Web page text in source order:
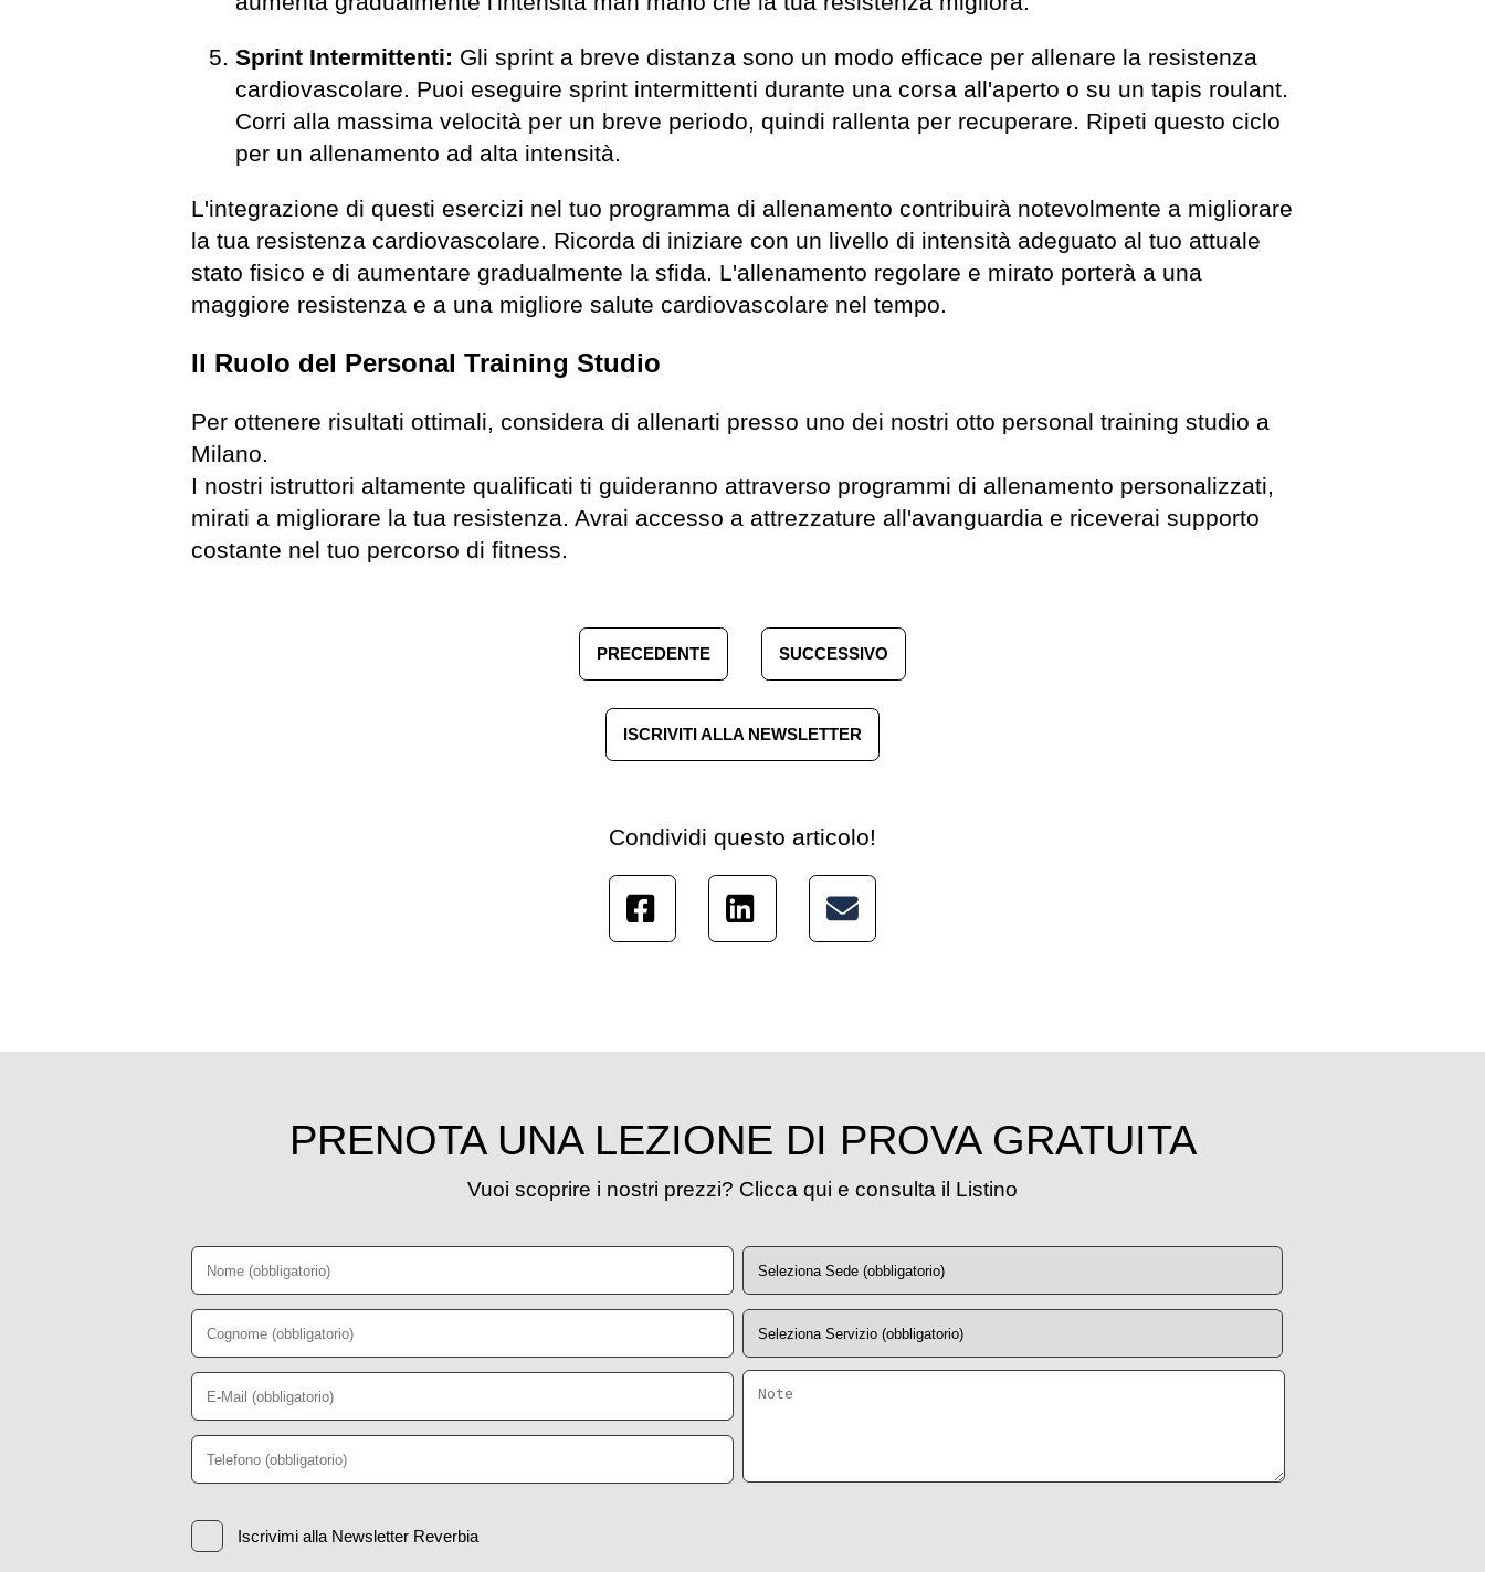
Sprint Intermittenti: Gli sprint a breve distanza sono un modo efficace per allenare la resistenza
cardiovascolare. Puoi eseguire sprint intermittenti durante una corsa all'aperto o su un tapis roulant.
Corri alla massima velocità per un breve periodo, quindi rallenta per recuperare. Ripeti questo ciclo
per un allenamento ad alta intensità.
L'integrazione di questi esercizi nel tuo programma di allenamento contribuirà notevolmente a migliorare
la tua resistenza cardiovascolare. Ricorda di iniziare con un livello di intensità adeguato al tuo attuale
stato fisico e di aumentare gradualmente la sfida. L'allenamento regolare e mirato porterà a una
maggiore resistenza e a una migliore salute cardiovascolare nel tempo.
Il Ruolo del Personal Training Studio
Per ottenere risultati ottimali, considera di allenarti presso uno dei nostri otto personal training studio a
Milano.
I nostri istruttori altamente qualificati ti guideranno attraverso programmi di allenamento personalizzati,
mirati a migliorare la tua resistenza. Avrai accesso a attrezzature all'avanguardia e riceverai supporto
costante nel tuo percorso di fitness.
PRECEDENTE SUCCESSIVO
ISCRIVITI ALLA NEWSLETTER
Condividi questo articolo!
PRENOTA UNA LEZIONE DI PROVA GRATUITA
Vuoi scoprire i nostri prezzi? Clicca qui e consulta il Listino
Iscrivimi alla Newsletter Reverbia